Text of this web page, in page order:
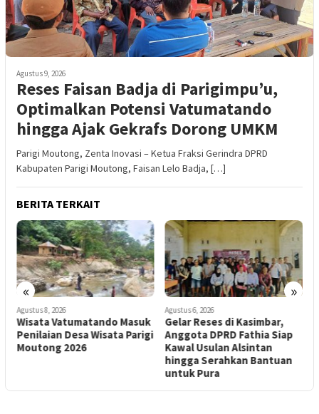
Agustus 9, 2026
Reses Faisan Badja di Parigimpu’u,
Optimalkan Potensi Vatumatando
hingga Ajak Gekrafs Dorong UMKM
Parigi Moutong, Zenta Inovasi – Ketua Fraksi Gerindra DPRD
Kabupaten Parigi Moutong, Faisan Lelo Badja, […]
BERITA TERKAIT
« »
Agustus 6, 2026
Gelar Reses di Kasimbar,
Anggota DPRD Fathia Siap
Kawal Usulan Alsintan
Agustus 6, 2026
Jaring Aspirasi di Siniu,
Ketua Fraksi Gerindra
Faisan Lelo Badja Siap
Kawal Infrastruktur Desa
Tandaigi